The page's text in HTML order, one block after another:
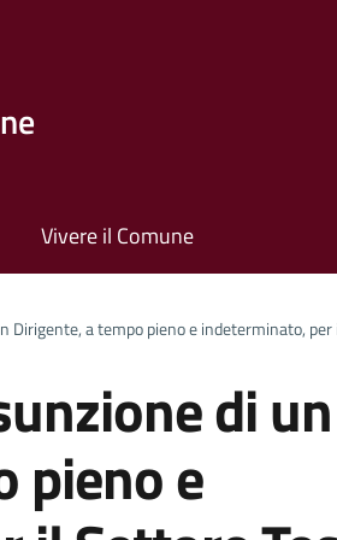
Vivere il Comune
Dirigente, a tempo pieno e indeterminato,
di un
pieno e